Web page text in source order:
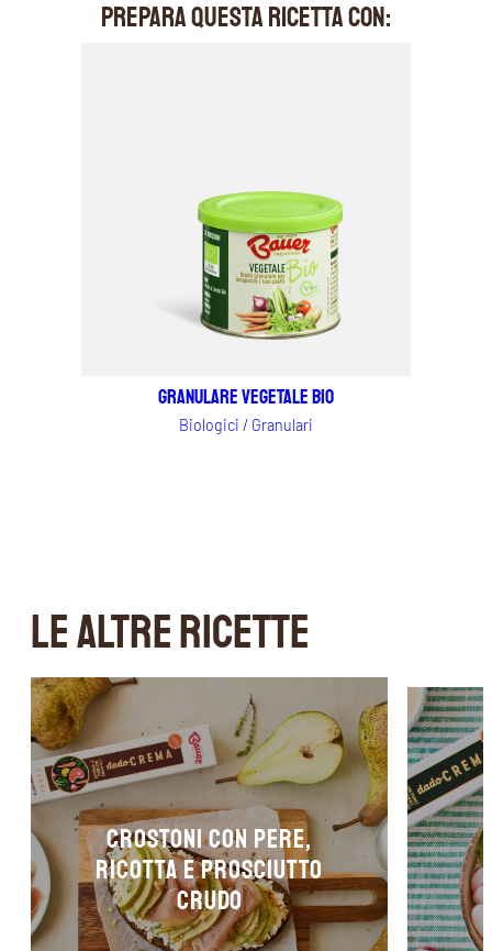
PREPARA QUESTA RICETTA CON:
Granulare Vegetale Bio
Biologici / Granulari
LE ALTRE RICETTE
CROSTONI CON PERE,
RICOTTA E PROSCIUTTO
CRUDO